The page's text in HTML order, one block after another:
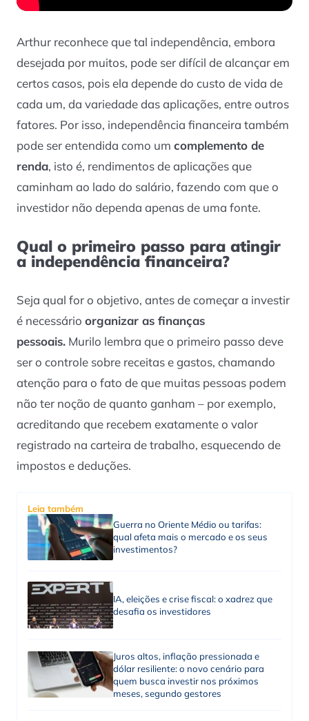
Arthur reconhece que tal independência, embora
desejada por muitos, pode ser difícil de alcançar em
certos casos, pois ela depende do custo de vida de
cada um, da variedade das aplicações, entre outros
fatores. Por isso, independência financeira também
pode ser entendida como um complemento de
renda, isto é, rendimentos de aplicações que
caminham ao lado do salário, fazendo com que o
investidor não dependa apenas de uma fonte.
Qual o primeiro passo para atingir
a independência financeira?
Seja qual for o objetivo, antes de começar a investir
é necessário organizar as finanças
pessoais. Murilo lembra que o primeiro passo deve
ser o controle sobre receitas e gastos, chamando
atenção para o fato de que muitas pessoas podem
não ter noção de quanto ganham – por exemplo,
acreditando que recebem exatamente o valor
registrado na carteira de trabalho, esquecendo de
impostos e deduções.
Leia também
Guerra no Oriente Médio ou tarifas:
qual afeta mais o mercado e os seus
investimentos?
IA, eleições e crise fiscal: o xadrez que
desafia os investidores
Juros altos, inflação pressionada e
dólar resiliente: o novo cenário para
quem busca investir nos próximos
meses, segundo gestores